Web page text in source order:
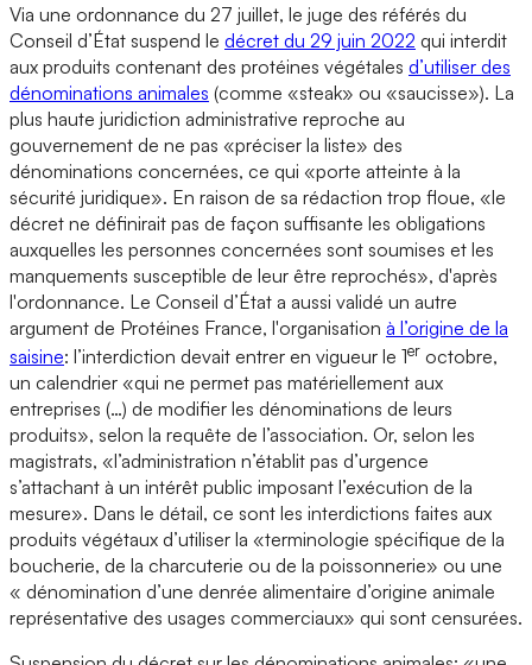
Via une ordonnance du 27 juillet, le juge des référés du
Conseil d’État suspend le décret du 29 juin 2022 qui interdit
aux produits contenant des protéines végétales d’utiliser des
dénominations animales (comme «steak» ou «saucisse»). La
plus haute juridiction administrative reproche au
gouvernement de ne pas «préciser la liste» des
dénominations concernées, ce qui «porte atteinte à la
sécurité juridique». En raison de sa rédaction trop floue, «le
décret ne définirait pas de façon suffisante les obligations
auxquelles les personnes concernées sont soumises et les
manquements susceptible de leur être reprochés», d'après
l'ordonnance. Le Conseil d’État a aussi validé un autre
argument de Protéines France, l'organisation à l’origine de la
saisine: l’interdiction devait entrer en vigueur le 1er octobre,
un calendrier «qui ne permet pas matériellement aux
entreprises (…) de modifier les dénominations de leurs
produits», selon la requête de l’association. Or, selon les
magistrats, «l’administration n’établit pas d’urgence
s’attachant à un intérêt public imposant l’exécution de la
mesure». Dans le détail, ce sont les interdictions faites aux
produits végétaux d’utiliser la «terminologie spécifique de la
boucherie, de la charcuterie ou de la poissonnerie» ou une
« dénomination d’une denrée alimentaire d’origine animale
représentative des usages commerciaux» qui sont censurées.